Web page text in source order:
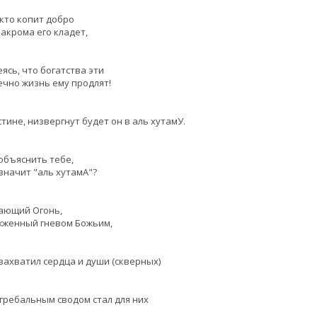
копит добро
его кладет,
что богатства эти
жизнь ему продлят!
низвергнут будет он в аль хутамУ.
тебе,
"аль хутамА"?
Огонь,
гневом Божьим,
сердца и души (скверных)
сводом стал для них